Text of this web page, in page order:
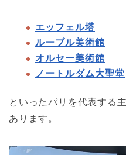
エッフェル塔
ルーブル美術館
オルセー美術館
ノートルダム大聖堂
といったパリを代表する
あります。